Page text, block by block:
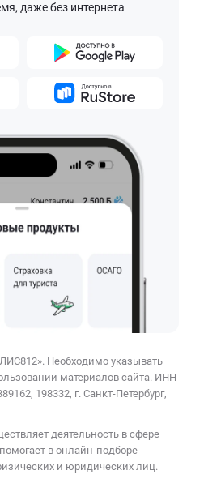
даже без интернета
Необходимо указывать
материалов сайта. ИНН
198332, г. Санкт-Петербург,
деятельность в сфере
в онлайн-подборе
и юридических лиц.